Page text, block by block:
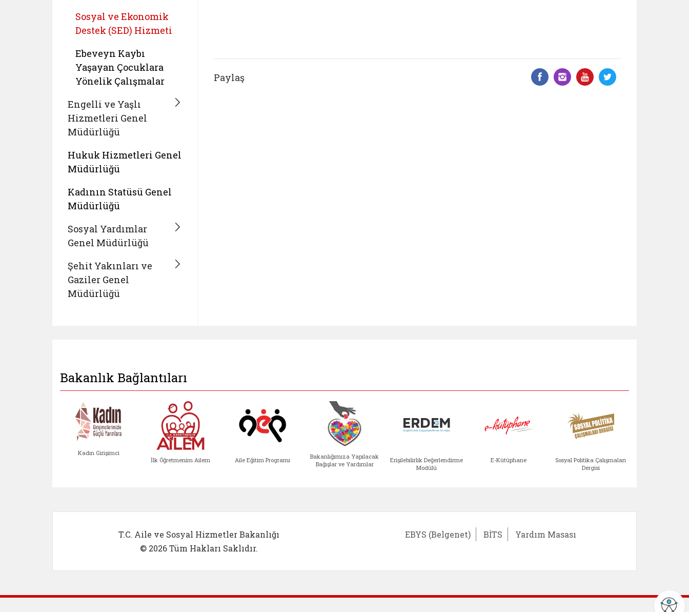
Sosyal ve Ekonomik
Destek (SED) Hizmeti
Ebeveyn Kaybı
Yaşayan Çocuklara
Yönelik Çalışmalar
Engelli ve Yaşlı
Hizmetleri Genel
Müdürlüğü
Hukuk Hizmetleri Genel
Müdürlüğü
Kadının Statüsü Genel
Müdürlüğü
Sosyal Yardımlar
Genel Müdürlüğü
Şehit Yakınları ve
Gaziler Genel
Müdürlüğü
Paylaş Facebook üzerinde paylaş
Instagram'da paylaş
YouTube
Twitter
Bakanlık Bağlantıları
Kadın Girişimci
İlk Öğretmenim Ailem Aile Eğitim Programı
Bakanlığımıza Yapılacak
Bağışlar ve Yardımlar
Erişilebilirlik Değerlendirme
Modülü
E-Kütüphane
Sosyal Politika Çalışmaları
Dergisi
T.C. Aile ve Sosyal Hizmetler Bakanlığı
© 2026 Tüm Hakları Saklıdır.
EBYS (Belgenet) BİTS Yardım Masası